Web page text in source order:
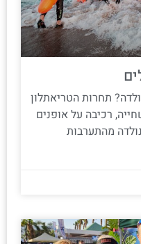
תחרות הטריאתלון
רכיבה על אופנים
מהתערבות